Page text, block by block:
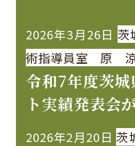
2026年3月26日 茨
術指導員室 原
令和7年度茨
ト実績発表会
2026年2月20日 茨